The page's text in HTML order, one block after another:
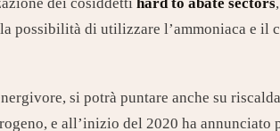
possibilità di utilizzare l’ammoniaca e
si potrà puntare anche su
e all’inizio del 2020 ha